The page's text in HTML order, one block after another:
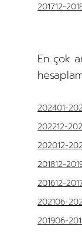
201712-
En çok
202401-
202212-
202012-
201812-
201612-
202106-
201906-